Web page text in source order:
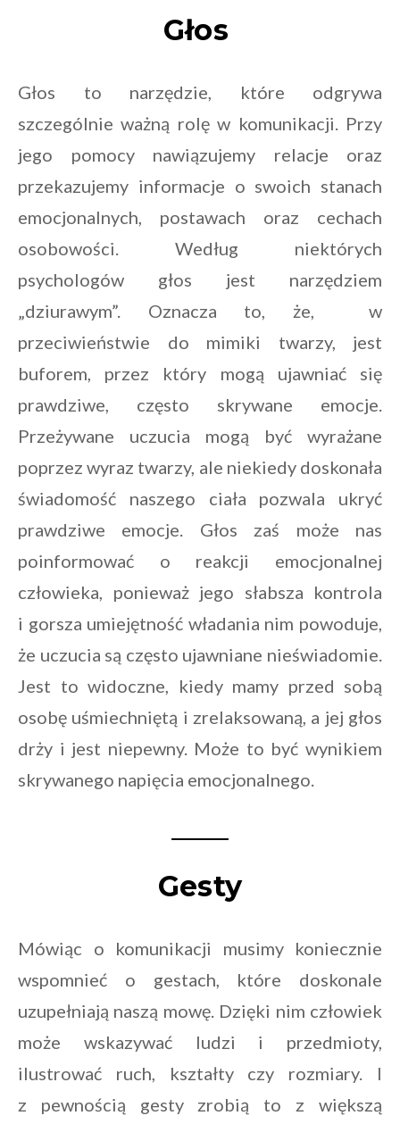
Głos
Głos to narzędzie, które odgrywa
szczególnie ważną rolę w komunikacji. Przy
jego pomocy nawiązujemy relacje oraz
przekazujemy informacje o swoich stanach
emocjonalnych, postawach oraz cechach
osobowości. Według niektórych
psychologów głos jest narzędziem
„dziurawym”. Oznacza to, że, w
przeciwieństwie do mimiki twarzy, jest
buforem, przez który mogą ujawniać się
prawdziwe, często skrywane emocje.
Przeżywane uczucia mogą być wyrażane
poprzez wyraz twarzy, ale niekiedy doskonała
świadomość naszego ciała pozwala ukryć
prawdziwe emocje. Głos zaś może nas
poinformować o reakcji emocjonalnej
człowieka, ponieważ jego słabsza kontrola
i gorsza umiejętność władania nim powoduje,
że uczucia są często ujawniane nieświadomie.
Jest to widoczne, kiedy mamy przed sobą
osobę uśmiechniętą i zrelaksowaną, a jej głos
drży i jest niepewny. Może to być wynikiem
skrywanego napięcia emocjonalnego.
Gesty
Mówiąc o komunikacji musimy koniecznie
wspomnieć o gestach, które doskonale
uzupełniają naszą mowę. Dzięki nim człowiek
może wskazywać ludzi i przedmioty,
ilustrować ruch, kształty czy rozmiary. I
z pewnością gesty zrobią to z większą